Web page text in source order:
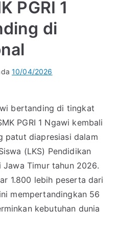
PGRI 1
di
10/04/2026
bertanding di tingkat
PGRI 1 Ngawi kembali
patut diapresiasi dalam
(LKS) Pendidikan
Timur tahun 2026.
1.800 lebih peserta dari
mempertandingkan 56
kebutuhan dunia